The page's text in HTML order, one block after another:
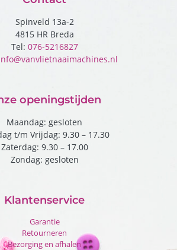
Spinveld 13a-2
4815 HR Breda
Tel: 076-5216827
openingstijden
Maandag: gesloten
t/m Vrijdag: 9.30 – 17.30
Zaterdag: 9.30 – 17.00
Zondag: gesloten
Klantenservice
Garantie
Retourneren
Bezorging en afhalen